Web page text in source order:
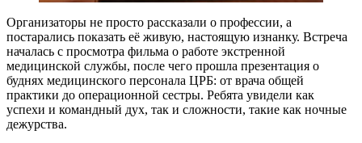
Организаторы не просто рассказали о профессии, а
постарались показать её живую, настоящую изнанку. Встреча
началась с просмотра фильма о работе экстренной
медицинской службы, после чего прошла презентация о
буднях медицинского персонала ЦРБ: от врача общей
практики до операционной сестры. Ребята увидели как
успехи и командный дух, так и сложности, такие как ночные
дежурства.